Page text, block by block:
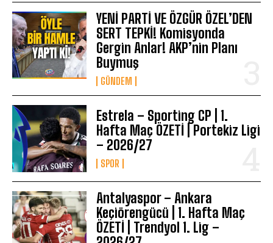
YENİ PARTİ VE ÖZGÜR ÖZEL’DEN
SERT TEPKİ! Komisyonda
Gergin Anlar! AKP’nin Planı
Buymuş
GÜNDEM
Estrela – Sporting CP | 1.
Hafta Maç ÖZETİ | Portekiz Ligi
– 2026/27
SPOR
Antalyaspor – Ankara
Keçiörengücü | 1. Hafta Maç
ÖZETİ | Trendyol 1. Lig –